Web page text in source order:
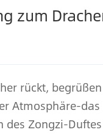
zum
rückt,
Atmosphäre-das
des Zongzi-